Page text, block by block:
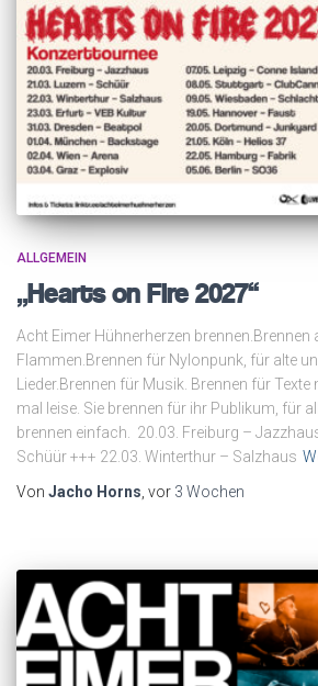
ALLGEMEIN
„Hearts on Fire 2027“
Acht Eimer Hühnerherzen brennen.Brennen
Flammen.Brennen für Nylonpunk, für alte
Lieder.Brennen für Musik. Brennen für
mal leise. Sie brennen für ihr Publikum, für
brennen einfach. 20.03. Freiburg –
Schüür +++ 22.03. Winterthur – Salzhaus
Von Jacho Horns , vor 3 Wochen